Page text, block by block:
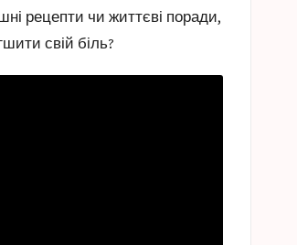
рецепти чи життєві поради,
свій біль?